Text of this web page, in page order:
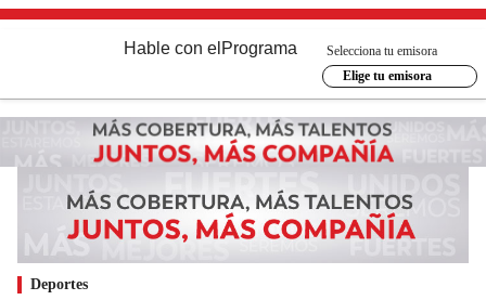
Hable con el Programa
Selecciona tu emisora
Elige tu emisora
Deportes